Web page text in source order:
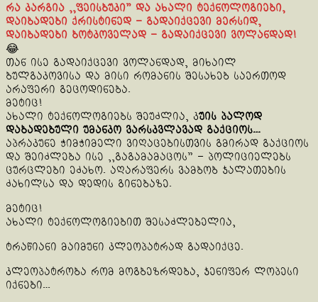
რა კარგია ,,ფეისბუკი” და ახალი ტექნოლოგიები,
დაიბადები ქრისტინედ – გადაიქცევი მერსიდ,
დაიბადები ბოტკოველად – გადაიქცევი ვოლანდად!
😂
თან ისე გადაიქცევი ვოლანდად, მიხაილ
ბულგაკოვისა და მისი რომანის შესახებ საერთოდ
არაფერი გეცოდინება.
მეტიც!
ახალი ტექნოლოგიებს შეუძლია, კუის პალოდ
დაბადებული უმანკო ვარსკვლავად გაქციოს…
აპრაკუნე ჭიმჭიმელი ვიღაცებისთვის გმირად გაქციოს
და შეიძლება ისე ,,გაგამამაცოს” – პოლიციელებს
ცურცლები ეძახო. აღარაფერს ვამბობ ჯალათების
ძახილსა და დედის გინებაზე.
მეტიც!
ახალი ტექნოლოგიებით შესაძლებელია,
ტრაწიანი მაიმუნი კლეოპატრად გადაიქცე.
კლეოპატრობა რომ მოგბეზრდება, ჯენიფერ ლოპესი
იქნები…